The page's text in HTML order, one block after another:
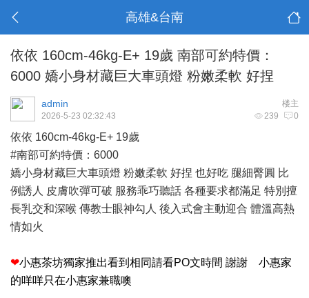
高雄&台南
依依 160cm-46kg-E+ 19歲 南部可約特價：
6000 嬌小身材藏巨大車頭燈 粉嫩柔軟 好捏
楼主
admin
239 0
2026-5-23 02:32:43
依依 160cm-46kg-E+ 19歲
#南部可約特價：6000
嬌小身材藏巨大車頭燈 粉嫩柔軟 好捏 也好吃 腿細臀圓 比
例誘人 皮膚吹彈可破 服務乖巧聽話 各種要求都滿足 特別擅
長乳交和深喉 傳教士眼神勾人 後入式會主動迎合 體溫高熱
情如火
❤小惠茶坊獨家推出看到相同請看PO文時間 謝謝 小惠家
的咩咩只在小惠家兼職噢